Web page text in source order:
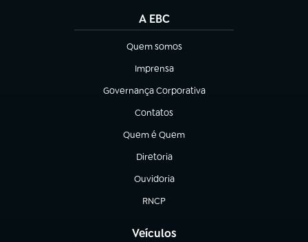
A EBC
Quem somos
(abre em nova aba)
Imprensa
(abre em nova aba)
Governança Corporativa
(abre em nova aba)
Contatos
(abre em nova aba)
Quem é Quem
(abre em nova aba)
Diretoria
(abre em nova aba)
Ouvidoria
(abre em nova aba)
RNCP
(abre em nova aba)
Veículos